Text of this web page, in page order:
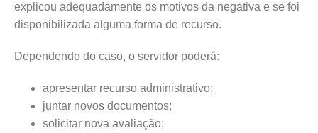
explicou adequadamente os motivos da negativa e se foi
disponibilizada alguma forma de recurso.
Dependendo do caso, o servidor poderá:
apresentar recurso administrativo;
juntar novos documentos;
solicitar nova avaliação;